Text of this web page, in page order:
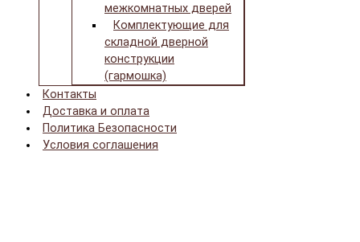
межкомнатных дверей
Комплектующие для
складной дверной
конструкции
(гармошка)
Контакты
Доставка и оплата
Политика Безопасности
Условия соглашения